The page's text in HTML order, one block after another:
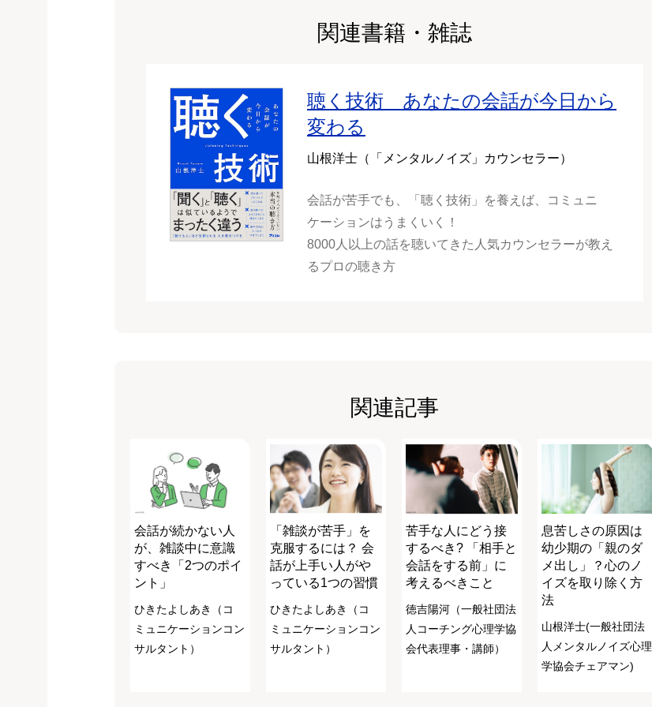
関連書籍・雑誌
聴く技術 あなたの会話が今日から
変わる
山根洋士（「メンタルノイズ」カウンセラー）
会話が苦手でも、「聴く技術」を養えば、コミュニ
ケーションはうまくいく！
8000人以上の話を聴いてきた人気カウンセラーが教え
るプロの聴き方
関連記事
会話が続かない人
が、雑談中に意識
すべき「2つのポイ
ント」
ひきたよしあき（コ
ミュニケーションコン
サルタント）
「雑談が苦手」を
克服するには？ 会
話が上手い人がや
っている1つの習慣
ひきたよしあき（コ
ミュニケーションコン
サルタント）
苦手な人にどう接
するべき? 「相手と
会話をする前」に
考えるべきこと
徳吉陽河（一般社団法
人コーチング心理学協
会代表理事・講師）
息苦しさの原因は
幼少期の「親のダ
メ出し」？心のノ
イズを取り除く方
法
山根洋士(一般社団法
人メンタルノイズ心理
学協会チェアマン)